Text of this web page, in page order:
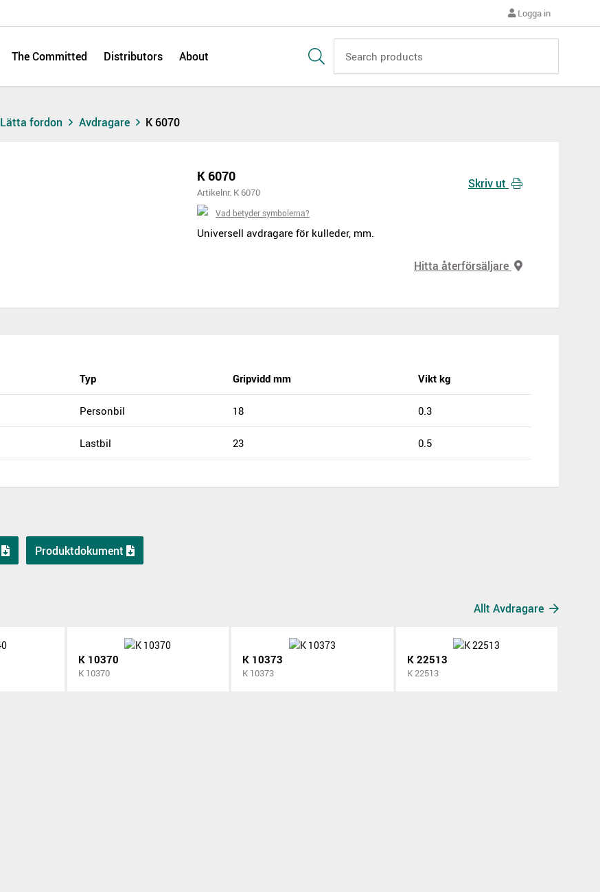
Logga in
The Committed Distributors About
Lätta fordon Avdragare K 6070
K 6070
Artikelnr. K 6070
Vad betyder symbolerna?
Universell avdragare för kulleder, mm.
Skriv ut
Hitta återförsäljare
Typ Gripvidd mm Vikt kg
Personbil 18 0.3
Lastbil 23 0.5
Produktdokument
Allt Avdragare
K 10370
K 10370
K 10373
K 10373
K 22513
K 22513